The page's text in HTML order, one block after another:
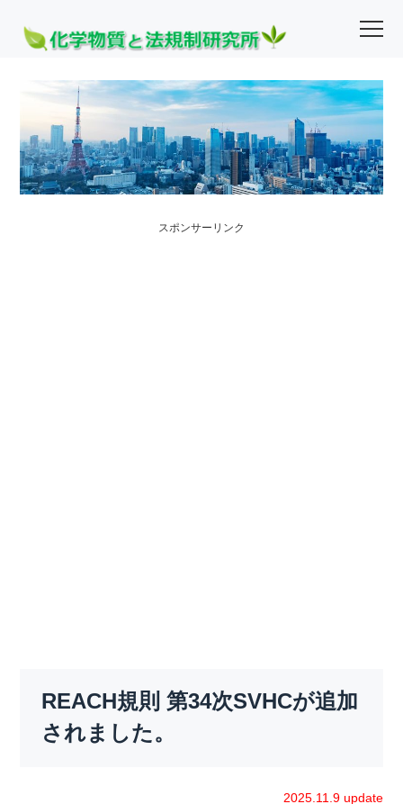
スポンサーリンク
REACH規則 第34次SVHCが追加
されました。
2025.11.9 update